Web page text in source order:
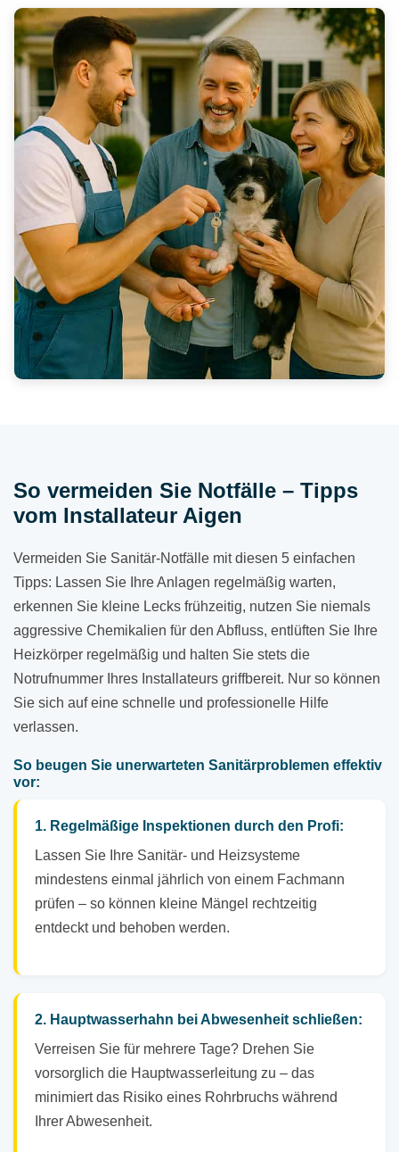
So vermeiden Sie Notfälle – Tipps
vom Installateur Aigen
Vermeiden Sie Sanitär-Notfälle mit diesen 5 einfachen
Tipps: Lassen Sie Ihre Anlagen regelmäßig warten,
erkennen Sie kleine Lecks frühzeitig, nutzen Sie niemals
aggressive Chemikalien für den Abfluss, entlüften Sie Ihre
Heizkörper regelmäßig und halten Sie stets die
Notrufnummer Ihres Installateurs griffbereit. Nur so können
Sie sich auf eine schnelle und professionelle Hilfe
verlassen.
So beugen Sie unerwarteten Sanitärproblemen effektiv
vor:
1. Regelmäßige Inspektionen durch den Profi:
Lassen Sie Ihre Sanitär- und Heizsysteme
mindestens einmal jährlich von einem Fachmann
prüfen – so können kleine Mängel rechtzeitig
entdeckt und behoben werden.
2. Hauptwasserhahn bei Abwesenheit schließen:
Verreisen Sie für mehrere Tage? Drehen Sie
vorsorglich die Hauptwasserleitung zu – das
minimiert das Risiko eines Rohrbruchs während
Ihrer Abwesenheit.